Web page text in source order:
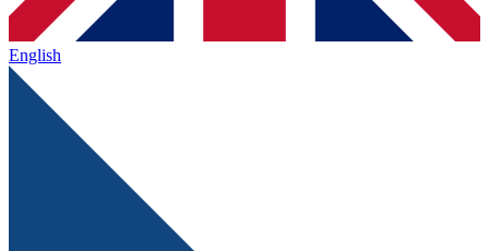
English